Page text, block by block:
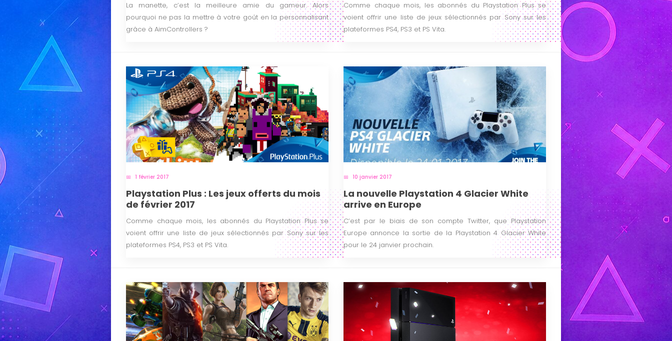
La manette, c’est la meilleure amie du gameur. Alors
pourquoi ne pas la mettre à votre goût en la personnalisant
grâce à AimControllers ?
Comme chaque mois, les abonnés du Playstation Plus se
voient offrir une liste de jeux sélectionnés par Sony sur les
plateformes PS4, PS3 et PS Vita.
1 février 2017
Playstation Plus : Les jeux offerts du mois
de février 2017
Comme chaque mois, les abonnés du Playstation Plus se
voient offrir une liste de jeux sélectionnés par Sony sur les
plateformes PS4, PS3 et PS Vita.
10 janvier 2017
La nouvelle Playstation 4 Glacier White
arrive en Europe
C’est par le biais de son compte Twitter, que Playstation
Europe annonce la sortie de la Playstation 4 Glacier White
pour le 24 janvier prochain.